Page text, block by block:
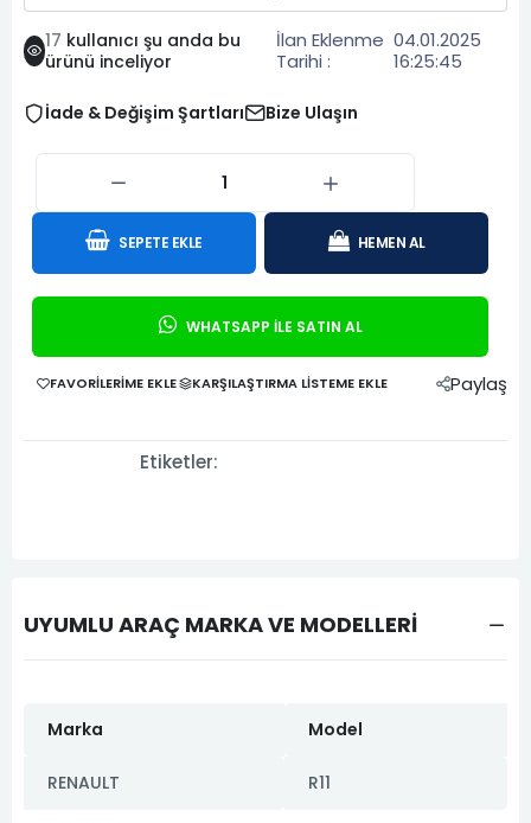
17 kullanıcı şu anda bu
ürünü inceliyor
İlan Eklenme
Tarihi :
04.01.2025
16:25:45
İade & Değişim Şartları Bize Ulaşın
SEPETE EKLE HEMEN AL
WHATSAPP İLE SATIN AL
FAVORILERIME EKLE KARŞILAŞTIRMA LISTEME EKLE Paylaş
Etiketler:
UYUMLU ARAÇ MARKA VE MODELLERİ
Marka Model
RENAULT R11